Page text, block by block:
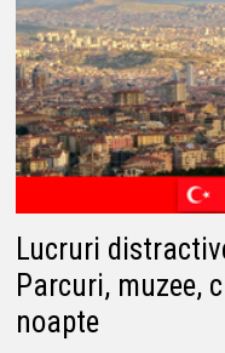
Lucruri
Parcuri, muzee,
noapte